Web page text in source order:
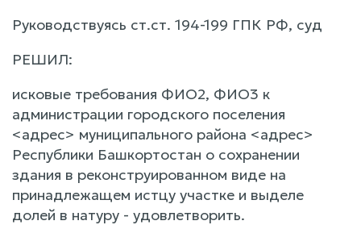
Руководствуясь ст.ст. 194-199 ГПК РФ, суд
РЕШИЛ:
исковые требования ФИО2, ФИО3 к
администрации городского поселения
<адрес> муниципального района <адрес>
Республики Башкортостан о сохранении
здания в реконструированном виде на
принадлежащем истцу участке и выделе
долей в натуру - удовлетворить.